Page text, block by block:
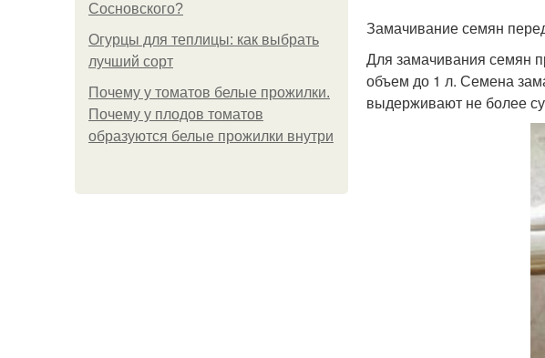
Сосновского?
Огурцы для теплицы: как выбрать
лучший сорт
Почему у томатов белые прожилки.
Почему у плодов томатов
образуются белые прожилки внутри
Замачивание семян
Для замачивания семян
объем до 1 л. Семена
выдерживают не более